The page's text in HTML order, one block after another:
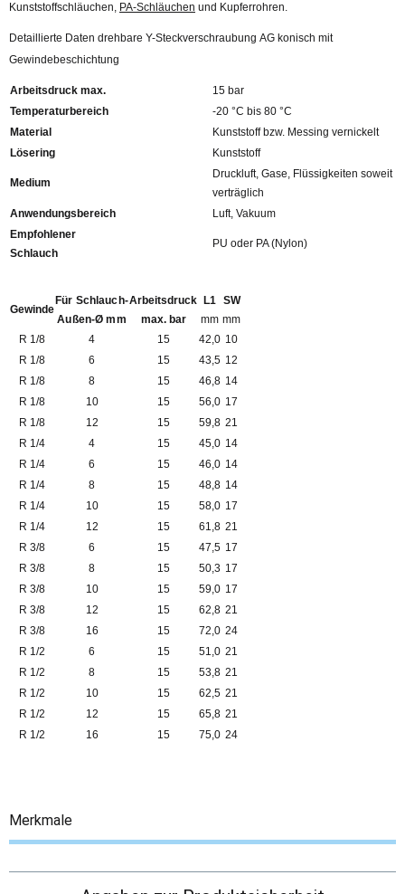
Kunststoffschläuchen, PA-Schläuchen und Kupferrohren.
Detaillierte Daten drehbare Y-Steckverschraubung AG konisch mit
Gewindebeschichtung
Arbeitsdruck max.
15 bar
Temperaturbereich
-20 °C bis 80 °C
Material
Kunststoff bzw. Messing vernickelt
Lösering
Kunststoff
Medium
Druckluft, Gase, Flüssigkeiten soweit
verträglich
Anwendungsbereich
Luft, Vakuum
Empfohlener
Schlauch
PU oder PA (Nylon)
Gewinde
Für Schlauch-
Außen-Ø mm
Arbeitsdruck
max. bar
L1
mm
SW
mm
R 1/8
4 15 42,0 10
R 1/8
6 15 43,5 12
R 1/8
8 15 46,8 14
R 1/8
10 15 56,0 17
R 1/8
12 15 59,8 21
R 1/4
4 15 45,0 14
R 1/4
6 15 46,0 14
R 1/4
8 15 48,8 14
R 1/4
10 15 58,0 17
R 1/4
12 15 61,8 21
R 3/8
6 15 47,5 17
R 3/8
8 15 50,3 17
R 3/8
10 15 59,0 17
R 3/8
12 15 62,8 21
R 3/8
16 15 72,0 24
R 1/2
6 15 51,0 21
R 1/2
8 15 53,8 21
R 1/2
10 15 62,5 21
R 1/2
12 15 65,8 21
R 1/2
16 15 75,0 24
Merkmale